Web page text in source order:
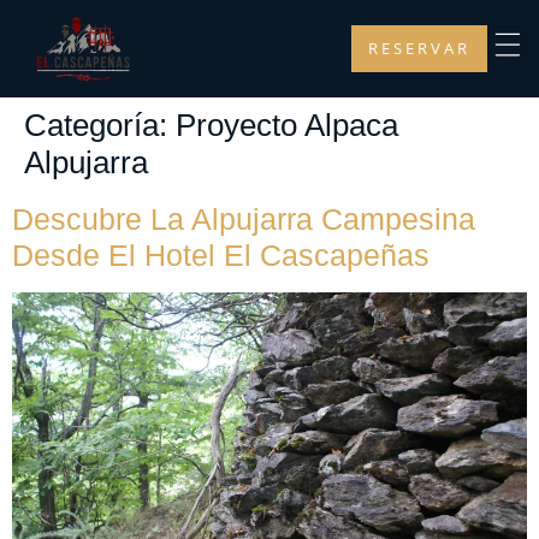
RESERVAR
Categoría: Proyecto Alpaca
Alpujarra
Descubre La Alpujarra Campesina
Desde El Hotel El Cascapeñas